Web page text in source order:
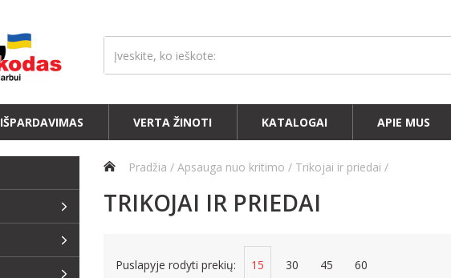
IŠPARDAVIMAS VERTA ŽINOTI KATALOGAI APIE MUS
Pradžia Apsauga nuo kritimo Trikojai ir priedai
TRIKOJAI IR PRIEDAI
Puslapyje rodyti prekių: 15 30 45 60